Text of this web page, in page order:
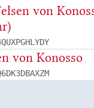
von
von Konosso